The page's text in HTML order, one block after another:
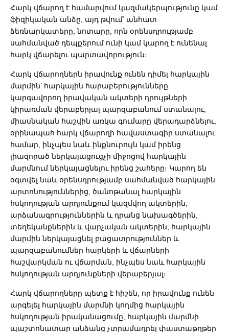
Հարկ վճարող է համարվում կազմակերպությունը կամ
ֆիզիկական անձը, այդ թվում՝ անհատ
ձեռնարկատերը, նոտարը, որն օրենսդրությամբ
սահմանված դեպքերում ունի կամ կարող է ունենալ
հարկ վճարելու պարտավորություն։
Հարկ վճարողներն իրավունք ունեն դիմել հարկային
մարմին՝ հարկային հարաբերությունները
կարգավորող իրավական ակտերի դրույթների
կիրառման վերաբերյալ պարզաբանում ստանալու,
միասնական հաշվին առկա գումարը վերադարձնելու,
օրինապահ հարկ վճարողի հավաստագիր ստանալու
համար, ինչպես նաև ինքնուրույն կամ իրենց
լիազորած ներկայացուցչի միջոցով հարկային
մարմնում ներկայացնելու իրենց շահերը։ Կարող են
օգտվել նաև օրենսդրությամբ սահմանված հարկային
արտոնություններից, ծանոթանալ հարկային
հսկողության արդյունքում կազմվող ակտերին,
արձանագրություններին և դրանց նախագծերին,
տեղեկանքներին և վարչական ակտերին, հարկային
մարմին ներկայացնել բացատրություններ և
պարզաբանումներ հարկերի և վճարների
հաշվարկման ու վճարման, ինչպես նաև հարկային
հսկողության արդյունքների վերաբերյալ։
Հարկ վճարողները պետք է հիշեն, որ իրավունք ունեն
արգելել հարկային մարմնի կողմից հարկային
հսկողության իրականացումը, հարկային մարմնի
պաշտոնատար անձանց չտրամադրել փաստաթղթեր